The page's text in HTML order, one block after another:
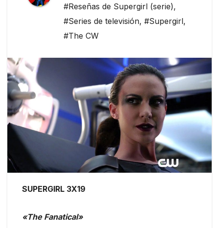
#Reseñas de Supergirl (serie),
#Series de televisión, #Supergirl,
#The CW
SUPERGIRL 3X19
«The Fanatical»